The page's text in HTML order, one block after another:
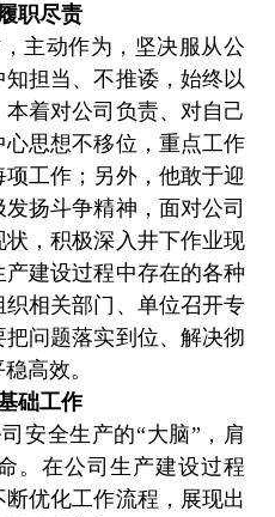
职尽责
主动作为，坚决服从公
担当、不推诿，始终以
着对公司负责、对自己
思想不移位，重点工作
工作；另外，他敢于迎
扬斗争精神，面对公司
，积极深入井下作业现
建设过程中存在的各种
相关部门、单位召开专
问题落实到位、解决彻
高效。
础工作
安全生产的“大脑”，肩
。在公司生产建设过程
优化工作流程，展现出